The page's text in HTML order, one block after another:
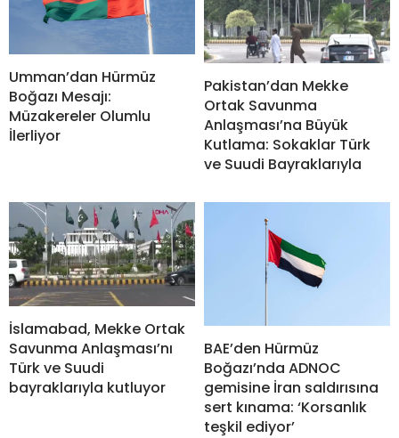
Umman’dan Hürmüz
Boğazı Mesajı:
Müzakereler Olumlu
İlerliyor
Pakistan’dan Mekke
Ortak Savunma
Anlaşması’na Büyük
Kutlama: Sokaklar Türk
ve Suudi Bayraklarıyla
İslamabad, Mekke Ortak
Savunma Anlaşması’nı
Türk ve Suudi
bayraklarıyla kutluyor
BAE’den Hürmüz
Boğazı’nda ADNOC
gemisine İran saldırısına
sert kınama: ‘Korsanlık
teşkil ediyor’